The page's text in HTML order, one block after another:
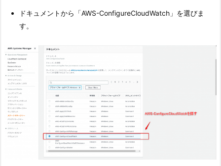
ドキュメントから「AWS-ConfigureCloudWatch」を選びま
す。